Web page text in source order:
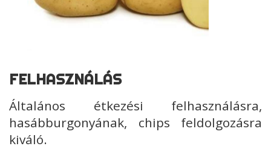
FELHASZNÁLÁS
Általános étkezési felhasználásra,
hasábburgonyának, chips feldolgozásra
kiváló.